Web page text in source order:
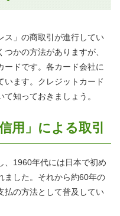
ス」の商取引が進行してい
かの方法がありますが、
ードです。各カード会社に
います。クレジットカード
知っておきましょう。
用」による取引
、1960年代には日本で初め
ました。それから約60年の
払の方法として普及してい